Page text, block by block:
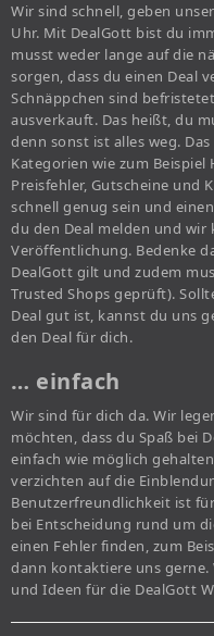
Wir sind schnell, geben
Uhr. Mit DealGott bist du
musst weder lange auf die
sorgen, dass du einen Deal
Schnäppchen sind
ausverkauft. Das heißt, du
denn sonst ist alles weg.
Kategorien wie zum
Preisfehler, Gutscheine und
schnell genug sein und
du den Deal melden und
Veröffentlichung. Bedenke
DealGott gilt und zudem
Trusted Shops geprüft).
Deal gut ist, kannst du uns
den Deal für dich.
… einfach
Wir sind für dich da. Wir
möchten, dass du Spaß bei
einfach wie möglich
verzichten auf die
Benutzerfreundlichkeit ist
bei Entscheidung rund um
einen Fehler finden, zum
dann kontaktiere uns gerne.
und Ideen für die DealGott